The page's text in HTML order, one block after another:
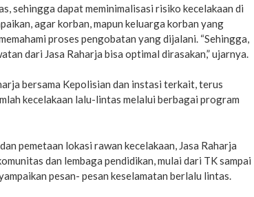
sehingga dapat meminimalisasi risiko kecelakaan di
agar korban, mapun keluarga korban yang
proses pengobatan yang dijalani. “Sehingga,
dari Jasa Raharja bisa optimal dirasakan,” ujarnya.
bersama Kepolisian dan instasi terkait, terus
kecelakaan lalu-lintas melalui berbagai program
pemetaan lokasi rawan kecelakaan, Jasa Raharja
dan lembaga pendidikan, mulai dari TK sampai
pesan- pesan keselamatan berlalu lintas.